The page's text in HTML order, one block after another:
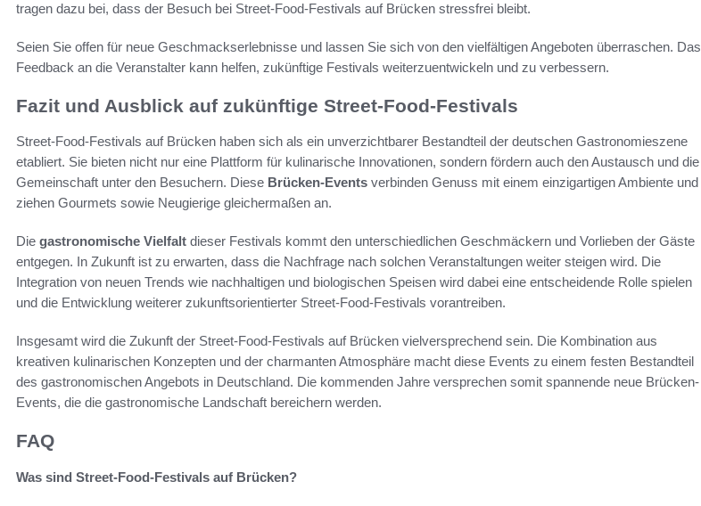
tragen dazu bei, dass der Besuch bei Street-Food-Festivals auf Brücken stressfrei bleibt.
Seien Sie offen für neue Geschmackserlebnisse und lassen Sie sich von den vielfältigen Angeboten überraschen. Das
Feedback an die Veranstalter kann helfen, zukünftige Festivals weiterzuentwickeln und zu verbessern.
Fazit und Ausblick auf zukünftige Street-Food-Festivals
Street-Food-Festivals auf Brücken haben sich als ein unverzichtbarer Bestandteil der deutschen Gastronomieszene
etabliert. Sie bieten nicht nur eine Plattform für kulinarische Innovationen, sondern fördern auch den Austausch und die
Gemeinschaft unter den Besuchern. Diese Brücken-Events verbinden Genuss mit einem einzigartigen Ambiente und
ziehen Gourmets sowie Neugierige gleichermaßen an.
Die gastronomische Vielfalt dieser Festivals kommt den unterschiedlichen Geschmäckern und Vorlieben der Gäste
entgegen. In Zukunft ist zu erwarten, dass die Nachfrage nach solchen Veranstaltungen weiter steigen wird. Die
Integration von neuen Trends wie nachhaltigen und biologischen Speisen wird dabei eine entscheidende Rolle spielen
und die Entwicklung weiterer zukunftsorientierter Street-Food-Festivals vorantreiben.
Insgesamt wird die Zukunft der Street-Food-Festivals auf Brücken vielversprechend sein. Die Kombination aus
kreativen kulinarischen Konzepten und der charmanten Atmosphäre macht diese Events zu einem festen Bestandteil
des gastronomischen Angebots in Deutschland. Die kommenden Jahre versprechen somit spannende neue Brücken-
Events, die die gastronomische Landschaft bereichern werden.
FAQ
Was sind Street-Food-Festivals auf Brücken?